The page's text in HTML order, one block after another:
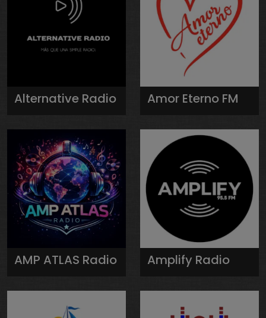
Alternative Radio Amor Eterno FM
AMP ATLAS Radio Amplify Radio